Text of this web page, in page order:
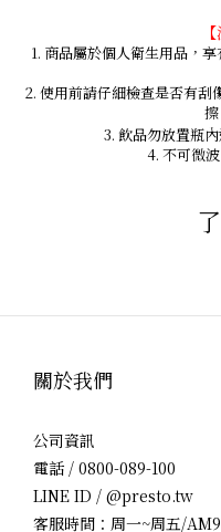
1. 商品屬於個人衛生用品，
2. 使用前請仔細檢查是否有刮
3. 飲品勿放置瓶
4. 不可微
關於我們
公司資訊
電話 / 0800-089-100
LINE ID / @presto.tw
客服時間：周一~周五/